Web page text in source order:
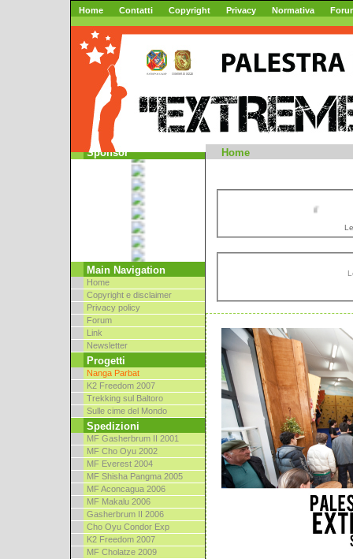
Home Contatti Copyright Privacy Normativa
Sponsor
Main Navigation
Home
Copyright e disclaimer
Privacy policy
Forum
Link
Newsletter
Progetti
Nanga Parbat
K2 Freedom 2007
Trekking sul Baltoro
Sulle cime del Mondo
Spedizioni
MF Gasherbrum II 2001
MF Cho Oyu 2002
MF Everest 2004
MF Shisha Pangma 2005
MF Aconcagua 2006
MF Makalu 2006
Gasherbrum II 2006
Cho Oyu Condor Exp
K2 Freedom 2007
MF Cholatze 2009
Home